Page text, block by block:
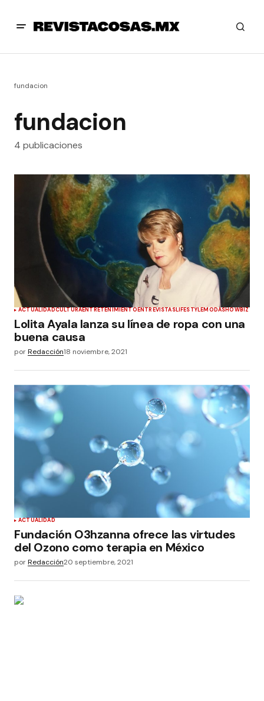
fundacion
fundacion
4 publicaciones
ACTUALIDADCULTURAENTRETENIMIENTOENTREVISTASLIFESTYLEMODASHOWBIZ
Lolita Ayala lanza su línea de ropa con una
buena causa
porRedacción18 noviembre, 2021
ACTUALIDAD
Fundación O3hzanna ofrece las virtudes
del Ozono como terapia en México
porRedacción20 septiembre, 2021